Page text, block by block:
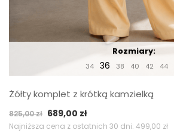
Rozmiary:
34 36 38 40 42 44
Żółty komplet z krótką kamzielką
825,00zł Pierwotna
cena
689,00 złAktualna
cena
Najniższa cena z ostatnich 30 dni: 499,00 zł